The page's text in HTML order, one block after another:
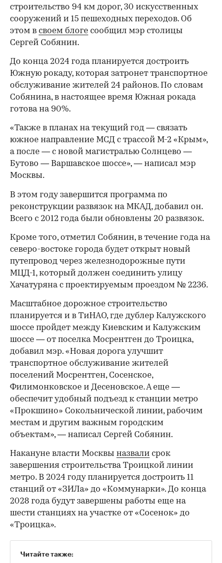
строительство 94 км дорог, 30 искусственных
сооружений и 15 пешеходных переходов. Об
этом в своем блоге сообщил мэр столицы
Сергей Собянин.
До конца 2024 года планируется достроить
Южную рокаду, которая затронет транспортное
обслуживание жителей 24 районов. По словам
Собянина, в настоящее время Южная рокада
готова на 90%.
«Также в планах на текущий год — связать
южное направление МСД с трассой М-2 «Крым»,
а после — с новой магистралью Солнцево —
Бутово — Варшавское шоссе», — написал мэр
Москвы.
В этом году завершится программа по
реконструкции развязок на МКАД, добавил он.
Всего с 2012 года были обновлены 20 развязок.
Кроме того, отметил Собянин, в течение года на
северо-востоке города будет открыт новый
путепровод через железнодорожные пути
МЦД-1, который должен соединить улицу
Хачатуряна с проектируемым проездом № 2236.
Масштабное дорожное строительство
планируется и в ТиНАО, где дублер Калужского
шоссе пройдет между Киевским и Калужским
шоссе — от поселка Мосрентген до Троицка,
добавил мэр. «Новая дорога улучшит
транспортное обслуживание жителей
поселений Мосрентген, Сосенское,
Филимонковское и Десеновское. А еще —
обеспечит удобный подъезд к станции метро
«Прокшино» Сокольнической линии, рабочим
местам и другим важным городским
объектам», — написал Сергей Собянин.
Накануне власти Москвы назвали срок
завершения строительства Троицкой линии
метро. В 2024 году планируется достроить 11
станций от «ЗИЛа» до «Коммунарки». До конца
2028 года будут завершены работы еще на
шести станциях на участке от «Сосенок» до
«Троицка».
Читайте также: